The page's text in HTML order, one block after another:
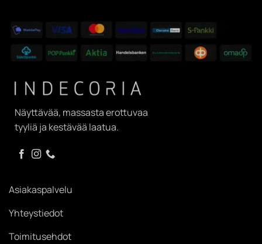
Näyttävää, massasta erottuvaa
tyyliä ja kestävää laatua.
Asiakaspalvelu
Yhteystiedot
Toimitusehdot